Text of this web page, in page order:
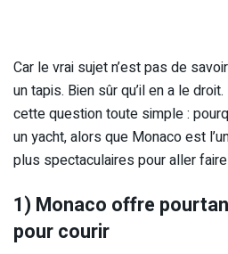
Car le vrai sujet n’est pas de
un tapis. Bien sûr qu’il en a le
cette question toute simple :
un yacht, alors que Monaco est
plus spectaculaires pour aller
1) Monaco offre
pour courir